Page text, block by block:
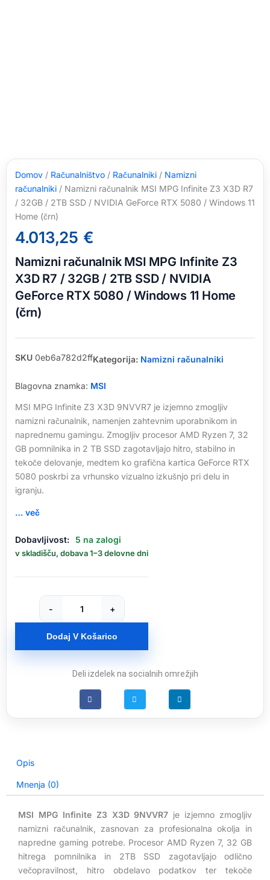
Domov / Računalništvo / Računalniki / Namizni
računalniki / Namizni računalnik MSI MPG Infinite Z3 X3D R7
/ 32GB / 2TB SSD / NVIDIA GeForce RTX 5080 / Windows 11
Home (črn)
4.013,25 €
Namizni računalnik MSI MPG Infinite Z3
X3D R7 / 32GB / 2TB SSD / NVIDIA
GeForce RTX 5080 / Windows 11 Home
(črn)
SKU 0eb6a782d2ffKategorija: Namizni računalniki
Blagovna znamka: MSI
MSI MPG Infinite Z3 X3D 9NVVR7 je izjemno zmogljiv
namizni računalnik, namenjen zahtevnim uporabnikom in
naprednemu gamingu. Zmogljiv procesor AMD Ryzen 7, 32
GB pomnilnika in 2 TB SSD zagotavljajo hitro, stabilno in
tekoče delovanje, medtem ko grafična kartica GeForce RTX
5080 poskrbi za vrhunsko vizualno izkušnjo pri delu in
igranju.
… več
Dobavljivost: 5 na zalogi
v skladišču, dobava 1–3 delovne dni
-
računalnik
MPG
/
SSD
Windows
11
Home
količina
+
Dodaj V Košarico
Deli izdelek na socialnih omrežjih
Opis
Mnenja (0)
MSI MPG Infinite Z3 X3D 9NVVR7 je izjemno zmogljiv
namizni računalnik, zasnovan za profesionalna okolja in
napredne gaming potrebe. Procesor AMD Ryzen 7, 32 GB
hitrega pomnilnika in 2TB SSD zagotavljajo odlično
večopravilnost, hitro obdelavo podatkov ter tekoče